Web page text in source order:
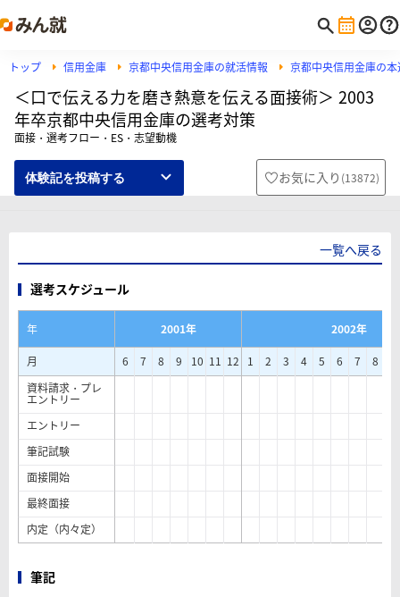
トップ 信用金庫 京都中央信用金庫の就活情報 京都中央信用金庫の
＜口で伝える力を磨き熱意を伝える面接術＞ 2003
年卒京都中央信用金庫の選考対策
面接・選考フロー・ES・志望動機
体験記を投稿する お気に入り (13872)
一覧へ戻る
選考スケジュール
年 2001年
2002年
月
6 7 8 9 10 11 12 1 2 3 4 5 6 7 8
資料請求・プレ
エントリー
エントリー
筆記試験
面接開始
最終面接
内定（内々定）
筆記